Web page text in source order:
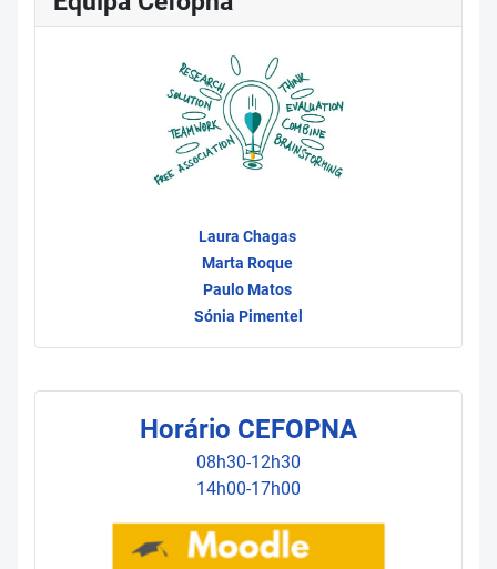
Horário CEFOPNA
08h30-12h30
14h00-17h00
Laura Chagas
Marta Roque
Paulo Matos
Sónia Pimentel